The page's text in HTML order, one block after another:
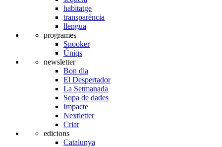
habitatge
transparència
llengua
programes
Snooker
Úniqs
newsletter
Bon dia
El Despertador
La Setmanada
Sopa de dades
Impacte
Nextletter
Criar
edicions
Catalunya